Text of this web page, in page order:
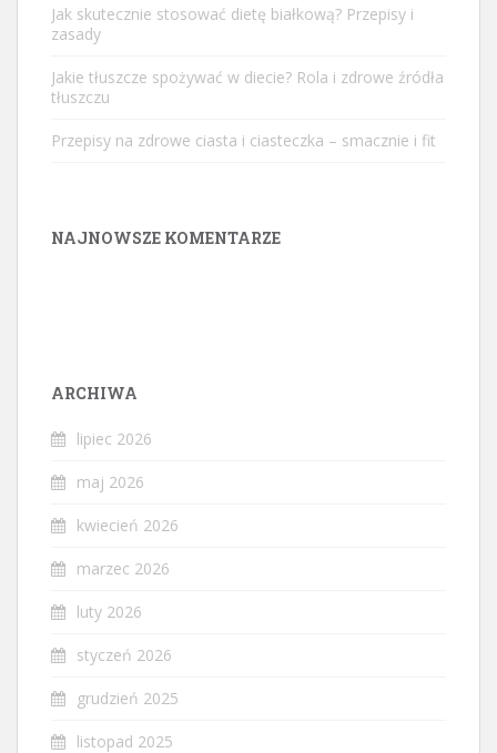
Jak skutecznie stosować dietę białkową? Przepisy i
zasady
Jakie tłuszcze spożywać w diecie? Rola i zdrowe źródła
tłuszczu
Przepisy na zdrowe ciasta i ciasteczka – smacznie i fit
NAJNOWSZE KOMENTARZE
ARCHIWA
lipiec 2026
maj 2026
kwiecień 2026
marzec 2026
luty 2026
styczeń 2026
grudzień 2025
listopad 2025